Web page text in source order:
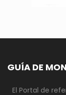
GUÍA DE
El Portal de